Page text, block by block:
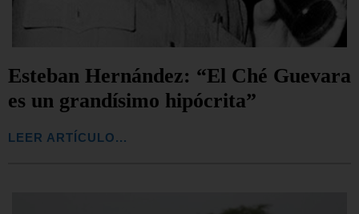
Esteban Hernández: “El Ché Guevara
es un grandísimo hipócrita”
LEER ARTÍCULO...